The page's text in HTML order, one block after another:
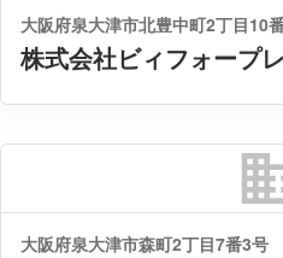
大阪府泉大津市北豊中町2丁目10
株式会社ビィフォープ
大阪府泉大津市森町2丁目7番3号